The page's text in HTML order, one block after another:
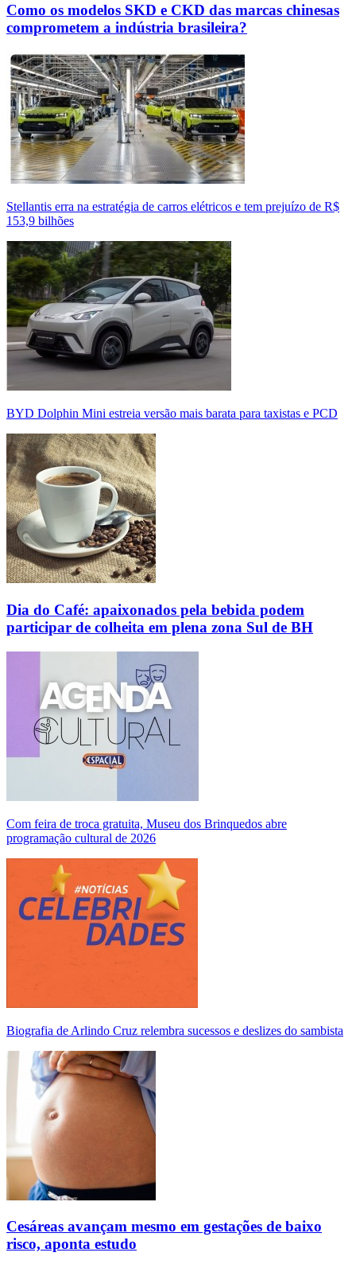
Como os modelos SKD e CKD das marcas chinesas
comprometem a indústria brasileira?
Stellantis erra na estratégia de carros elétricos e tem prejuízo de R$
153,9 bilhões
BYD Dolphin Mini estreia versão mais barata para taxistas e PCD
Dia do Café: apaixonados pela bebida podem
participar de colheita em plena zona Sul de BH
Com feira de troca gratuita, Museu dos Brinquedos abre
programação cultural de 2026
Biografia de Arlindo Cruz relembra sucessos e deslizes do sambista
Cesáreas avançam mesmo em gestações de baixo
risco, aponta estudo